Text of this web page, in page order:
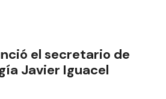
el secretario de
Javier Iguacel